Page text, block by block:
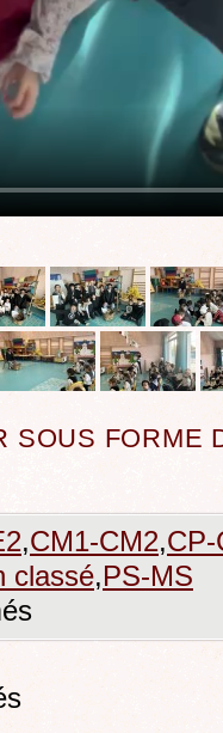
SOUS FORME
,CM1-CM2,CP-
classé,PS-MS